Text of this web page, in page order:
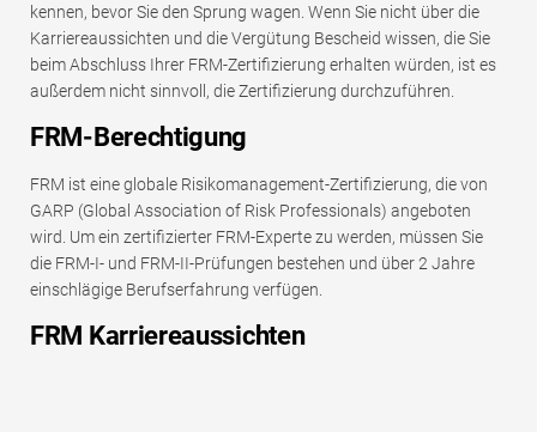
kennen, bevor Sie den Sprung wagen. Wenn Sie nicht über die
Karriereaussichten und die Vergütung Bescheid wissen, die Sie
beim Abschluss Ihrer FRM-Zertifizierung erhalten würden, ist es
außerdem nicht sinnvoll, die Zertifizierung durchzuführen.
FRM-Berechtigung
FRM ist eine globale Risikomanagement-Zertifizierung, die von
GARP (Global Association of Risk Professionals) angeboten
wird. Um ein zertifizierter FRM-Experte zu werden, müssen Sie
die FRM-I- und FRM-II-Prüfungen bestehen und über 2 Jahre
einschlägige Berufserfahrung verfügen.
FRM Karriereaussichten